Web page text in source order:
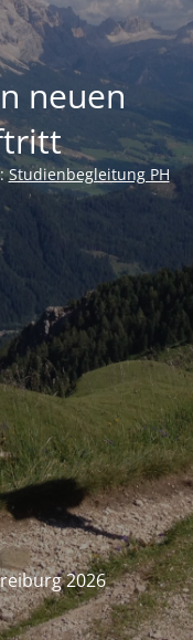
neuen
Studienbegleitung PH
2026